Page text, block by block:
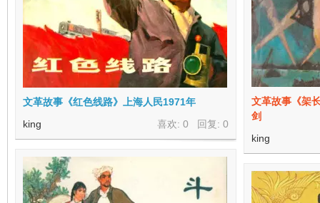
文革故事《红色线路》上海人民1971年
喜欢: 0 回复: 0
king
文革故事《架
剑
king